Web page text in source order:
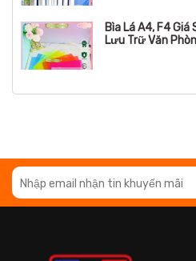
Bìa Lá A4, F4 Giá
Lưu Trữ Văn